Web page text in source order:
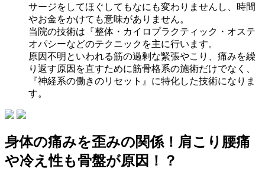
サージをしてほぐしてもなにも変わりませんし、時間
やお金をかけても意味がありません。
当院の技術は『整体・カイロプラクティック・オステ
オパシーなどのテクニックを主に行います。
原因不明といわれる筋の過剰な緊張やこり、痛みを繰
り返す原因を直すために筋骨格系の施術だけでなく、
『神経系の働きのリセット』に特化した技術になりま
す。
身体の痛みを歪みの関係！肩こり腰痛
や冷え性も骨盤が原因！？